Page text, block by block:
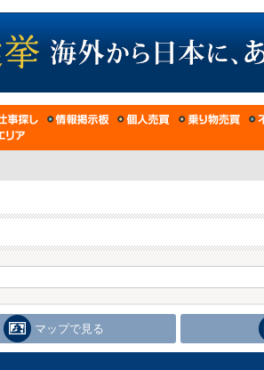
マップで見る